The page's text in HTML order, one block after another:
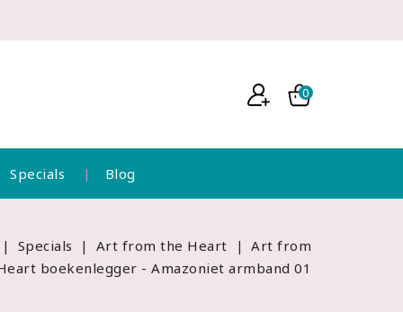
0
Specials Blog
Specials Art from the Heart
Art from
boekenlegger - Amazoniet armband 01